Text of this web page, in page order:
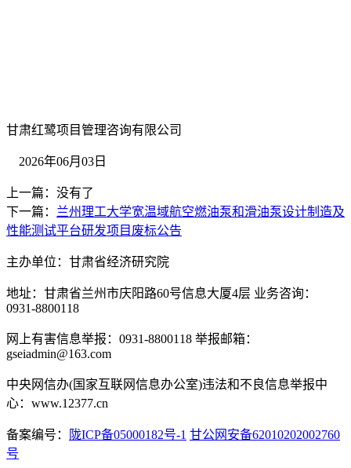
甘肃红鹭项目管理咨询有限公司
2026年06月 03 日
上一篇：没有了
下一篇： 兰州理工大学宽温域航空燃油泵和滑油泵设计制造及
性能测试平台研发项目废标公告
主办单位：甘肃省经济研究院
地址：甘肃省兰州市庆阳路60号信息大厦4层 业务咨询：
0931-8800118
网上有害信息举报：0931-8800118 举报邮箱：
gseiadmin@163.com
中央网信办(国家互联网信息办公室)违法和不良信息举报中
心：www.12377.cn
备案编号： 陇ICP备05000182号-1 甘公网安备62010202002760
号